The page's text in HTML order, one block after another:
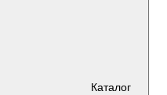
Каталог